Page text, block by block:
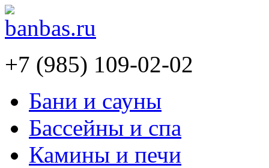
+7 (985) 109-02-02
Бани и сауны
Бассейны и спа
Камины и печи